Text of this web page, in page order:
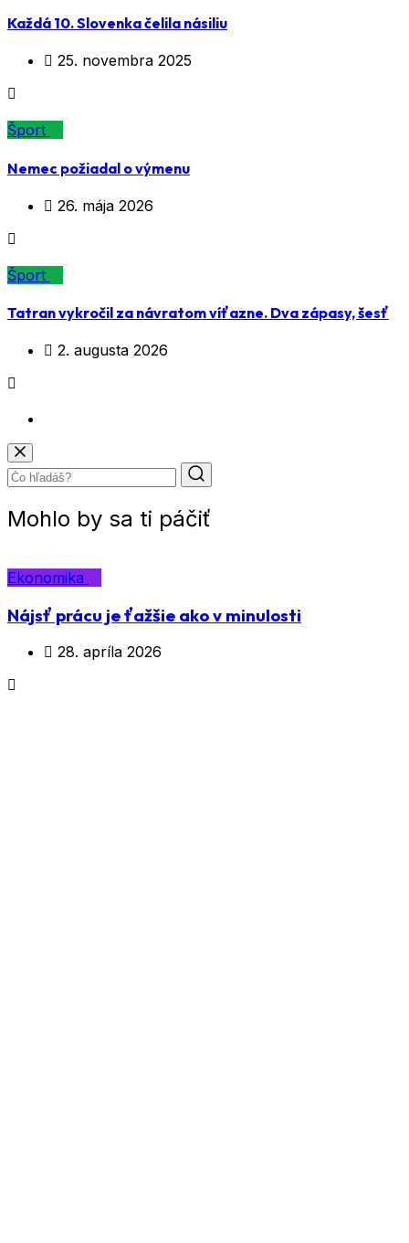
Každá 10. Slovenka čelila násiliu
25. novembra 2025
Šport
Nemec požiadal o výmenu
26. mája 2026
Šport
Tatran vykročil za návratom víťazne. Dva zápasy, šesť
2. augusta 2026
Mohlo by sa ti páčiť
Ekonomika
Nájsť prácu je ťažšie ako v minulosti
28. apríla 2026